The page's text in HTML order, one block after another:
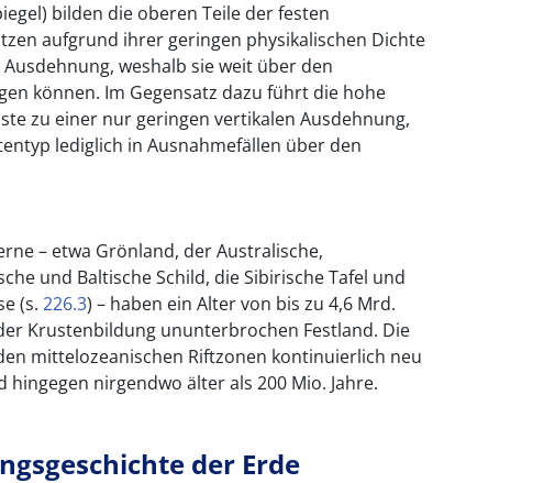
bilden die oberen Teile der festen
aufgrund ihrer geringen physikalischen Dichte
weshalb sie weit über den
können. Im Gegensatz dazu führt die hohe
zu einer nur geringen vertikalen Ausdehnung,
lediglich in Ausnahmefällen über den
– etwa Grönland, der Australische,
und Baltische Schild, die Sibirische Tafel und
(s. 226.3) – haben ein Alter von bis zu 4,6 Mrd.
Krustenbildung ununterbrochen Festland. Die
mittelozeanischen Riftzonen kontinuierlich neu
hingegen nirgendwo älter als 200 Mio. Jahre.
der Erde